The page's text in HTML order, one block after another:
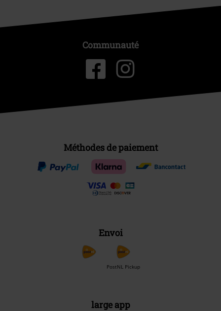
Communauté
Méthodes de paiement
Envoi
PostNL Pickup
large app